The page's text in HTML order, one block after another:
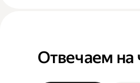
Отвечаем на